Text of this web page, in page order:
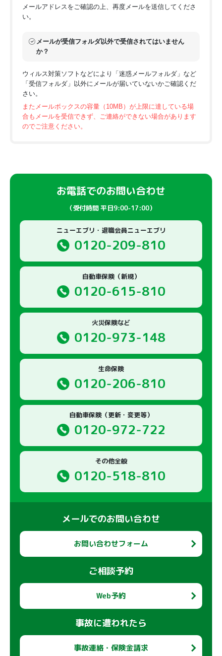
9. 個人情報保護法に基づく保有個人データの
個人情報保護法に基づく、保有個人データに関する開示（確
るご請求については、ご請求者が本人であることをご確認させ
ていただいたうえで手続きをいたします。
保険会社や他社の保有個人データに関しては当該会社に対して
お取り次ぎいたします。
当社の保有個人データに関し、必要な調査を行った結果、ご本
人に関する情報が不正確である場合は、その結果に基づいて正
Cookie（クッキー）とは、ウェブサイトを閲覧した際に、ウェ
ブサイトから送信されたウェブブラウザに保存されるテキスト
ージや電子メールに小さな画像を埋め込むことによって、お客
様がそのページやメールを閲覧した際に情報を送信する仕組み
です。本ウェブサイトでは、cookie、ウェブビーコンまたはそ
当社は、Cookie等に保存された識別子を統計的に収集・分析す
ることができるサービスとして、Google Inc.が提供するGoogle
Analyticsを利用しております。
Google AnalyticsのCookieによる情報収集や情報の取り扱いに
ついて、また、Googleが提供するサービスのプライバシーポリ
シーについては、下記のサイトをご確認ください。また、お客
様は、オプトアウト用のブラウザーアドオンにより、Google
Analyticsからオプトアウトすることができます。
■Google Analytics
Googleが提供するサービスでのCookieによる情報収集や情
報の取扱いについて
https://policies.google.com/technologies/partner-sites?hl=ja
Googleが提供するサービスのプライバシーポリシー
Google Analyticsからのオプトアウト
https://tools.google.com/dlpage/gaoptout
11. 当社に対するご照会
当社は、個人情報の取扱いに関する苦情・ご相談に適切・迅
速・丁寧に対応いたします。ご連絡先は下記お問い合わせ窓口
い合わせください。
うえで、ご対応させていただきますので、あらかじめご了承願
12. お問い合わせ窓口
メールアドレスをご確認の上、再度メールを送信してくださ
い。
メールが受信フォルダ以外で受信されてはいません
か？
ウィルス対策ソフトなどにより「迷惑メールフォルダ」など
「受信フォルダ」以外にメールが届いていないかご確認くだ
さい。
またメールボックスの容量（10MB）が上限に達している場
合もメールを受信できず、ご連絡ができない場合があります
のでご注意ください。
お電話でのお問い合わせ
（受付時間 平日9:00-17:00）
ニューエブリ・退職会員ニューエブリ
0120-209-810
自動車保険（新規）
0120-615-810
火災保険など
0120-973-148
生命保険
0120-206-810
自動車保険（更新・変更等）
0120-972-722
その他全般
0120-518-810
メールでのお問い合わせ
お問い合わせフォーム
ご相談予約
Web予約
事故に遭われたら
事故連絡・保険金請求